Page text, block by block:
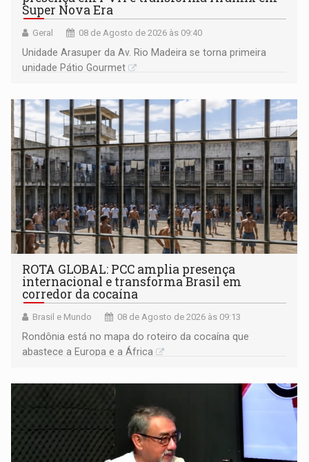
Super Nova Era
Geral 08 de Agosto de 2026 às 09:40
Unidade Arasuper da Av. Rio Madeira se torna primeira
unidade Pátio Gourmet
ROTA GLOBAL: PCC amplia presença
internacional e transforma Brasil em
corredor da cocaína
Brasil e Mundo 08 de Agosto de 2026 às 09:13
Rondônia está no mapa do roteiro da cocaína que
abastece a Europa e a África